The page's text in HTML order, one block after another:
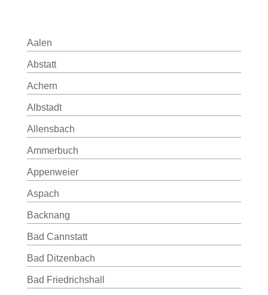
Aalen
Abstatt
Achern
Albstadt
Allensbach
Ammerbuch
Appenweier
Aspach
Backnang
Bad Cannstatt
Bad Ditzenbach
Bad Friedrichshall